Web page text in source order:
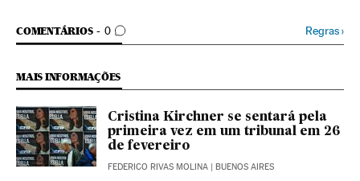
COMENTÁRIOS 0
COMENTÁRIOS Regras›
MAIS INFORMAÇÕES
Cristina Kirchner se sentará pela
primeira vez em um tribunal em 26
de fevereiro
FEDERICO RIVAS MOLINA | BUENOS AIRES